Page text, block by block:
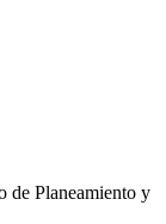
de Planeamiento y